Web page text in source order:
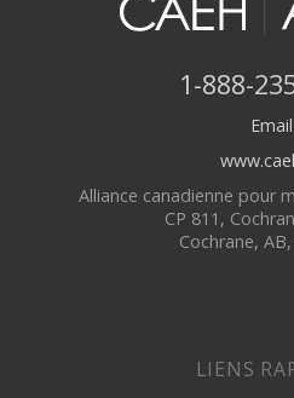
1-888-
Email
Alliance canadienne pour
CP 811,
Cochrane,
LIENS